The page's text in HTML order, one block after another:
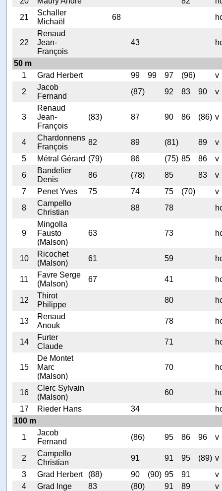
21
Schaller
Michaël
68
22
Renaud
Jean-
François
43
50 m
1
Grad Herbert 99 99 97 (96)
v
2
Jacob
Fernand
(87) 92 83 90 v
3
Renaud
Jean-
François
(83) 87 90 86 (86) v
4
Chardonnens
François
82 89 (81) 89
v
5
Métral Gérard (79) 86 (75) 85 86
v
6
Bandelier
Denis
86 (78) 85 83
v
7
Penet Yves 75 74 75 (70)
v
8
Campello
Christian
88 78
9
Mingolla
Fausto
(Malson)
63 73
10
Ricochet
(Malson)
61 59
11
Favre Serge
(Malson)
67 41
12
Thirot
Philippe
80
13
Renaud
Anouk
78
14
Furter
Claude
71
15
De Montet
Marc
(Malson)
70
16
Clerc Sylvain
(Malson)
60
17
Rieder Hans 34
100 m
1
Jacob
Fernand
(86) 95 86 96 v
2
Campello
Christian
91 91 95 (89) v
3
Grad Herbert (88) 90 (90) 95 91
v
4
Grad Inge 83 (80) 91 89
v